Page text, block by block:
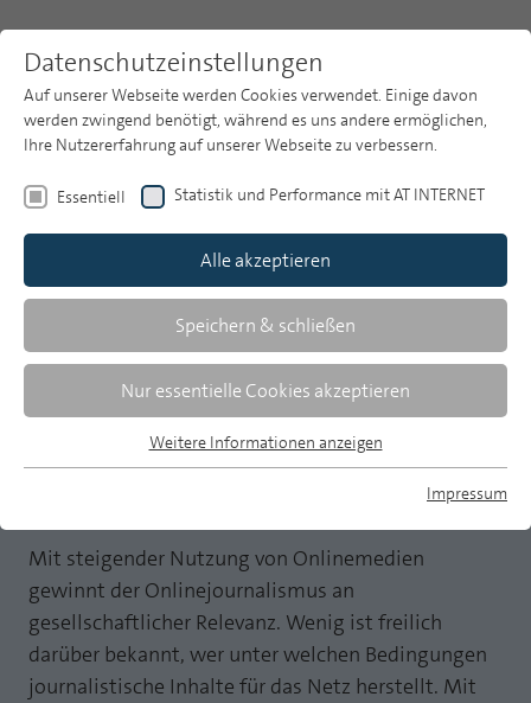
MP auf Mastodon
MP auf LinkedIn
Newsletter
Publikationsarchiv
Heft 10
Onlinejournalisten in Deutschland
Zentrale Befunde der ersten
Repräsentativbefragung deutscher
Mit steigender Nutzung von Onlinemedien
gewinnt der Onlinejournalismus an
gesellschaftlicher Relevanz. Wenig ist freilich
darüber bekannt, wer unter welchen Bedingungen
journalistische Inhalte für das Netz herstellt. Mit
Datenschutzeinstellungen
Auf unserer Webseite werden Cookies verwendet. Einige davon
werden zwingend benötigt, während es uns andere ermöglichen,
Ihre Nutzererfahrung auf unserer Webseite zu verbessern.
Essentiell Statistik und Performance mit AT INTERNET
Alle akzeptieren
Speichern & schließen
Nur essentielle Cookies akzeptieren
Essentielle Cookies werden für grundlegende Funktionen der
Webseite einwandfrei funktioniert.
Name fe_typo_user
Anbieter TYPO3
Laufzeit Session
Cookie-Informationen anzeigen
Statistik und Performance mit AT INTERNET
CROSS-DEVICE ANALYTICS LÖSUNG
Weitere Informationen anzeigen
Impressum